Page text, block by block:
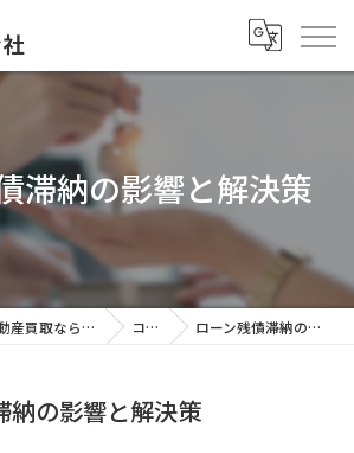
滞納の影響と解決策
北海道札幌市の不動産買取なら札翔住販株式会社 コラム ローン残債滞納の影響と解決策
納の影響と解決策